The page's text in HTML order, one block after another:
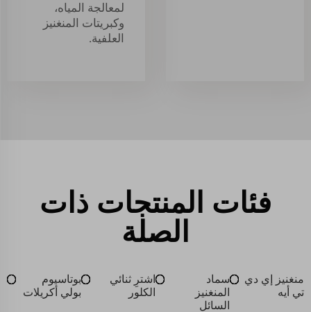
لمعالجة المياه،
وكبريتات المنغنيز
العلفية.
فئات المنتجات ذات
الصلة
منغنيز إي دي
تي أيه
سماد
المنغنيز
السائل
اشترِ ثنائي
الكلور
بوتاسيوم
بولي أكريلات